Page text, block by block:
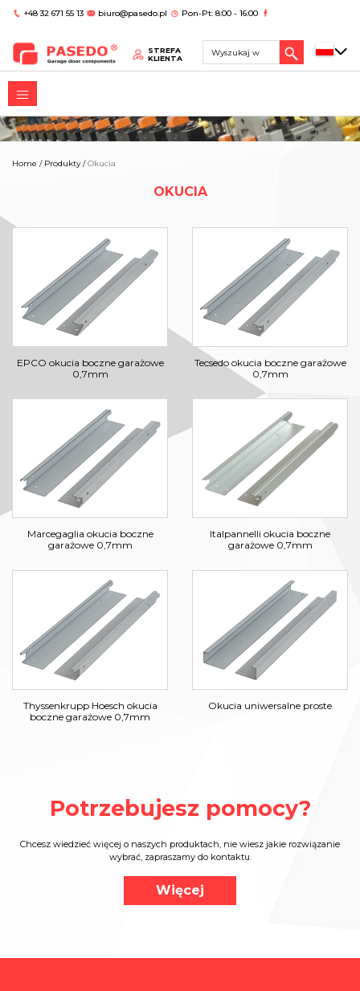
+48 32 671 55 13 biuro@pasedo.pl Pon-Pt: 8:00 - 16:00
STREFA
KLIENTA
Home / Produkty/Okucia
OKUCIA
EPCO okucia boczne garażowe
0,7mm
Tecsedo okucia boczne garażowe
0,7mm
Marcegaglia okucia boczne
garażowe 0,7mm
Italpannelli okucia boczne
garażowe 0,7mm
Thyssenkrupp Hoesch okucia
boczne garażowe 0,7mm
Okucia uniwersalne proste
Potrzebujesz pomocy?
Chcesz wiedzieć więcej o naszych produktach, nie wiesz jakie rozwiązanie
wybrać, zapraszamy do kontaktu.
Więcej